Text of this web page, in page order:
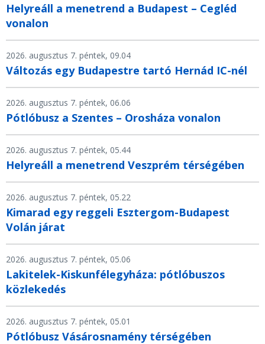
Helyreáll a menetrend a Budapest – Cegléd
vonalon
2026. augusztus 7. péntek, 09.04
Változás egy Budapestre tartó Hernád IC-nél
2026. augusztus 7. péntek, 06.06
Pótlóbusz a Szentes – Orosháza vonalon
2026. augusztus 7. péntek, 05.44
Helyreáll a menetrend Veszprém térségében
2026. augusztus 7. péntek, 05.22
Kimarad egy reggeli Esztergom-Budapest
Volán járat
2026. augusztus 7. péntek, 05.06
Lakitelek-Kiskunfélegyháza: pótlóbuszos
közlekedés
2026. augusztus 7. péntek, 05.01
Pótlóbusz Vásárosnamény térségében